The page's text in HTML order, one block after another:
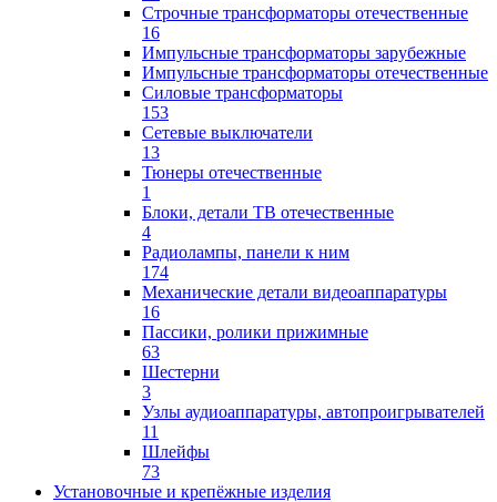
Строчные трансформаторы отечественные
16
Импульсные трансформаторы зарубежные
Импульсные трансформаторы отечественные
Силовые трансформаторы
153
Сетевые выключатели
13
Тюнеры отечественные
1
Блоки, детали ТВ отечественные
4
Радиолампы, панели к ним
174
Механические детали видеоаппаратуры
16
Пассики, ролики прижимные
63
Шестерни
3
Узлы аудиоаппаратуры, автопроигрывателей
11
Шлейфы
73
Установочные и крепёжные изделия